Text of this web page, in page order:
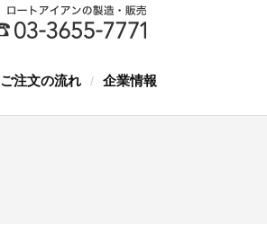
ご注文の流れ / 企業情報